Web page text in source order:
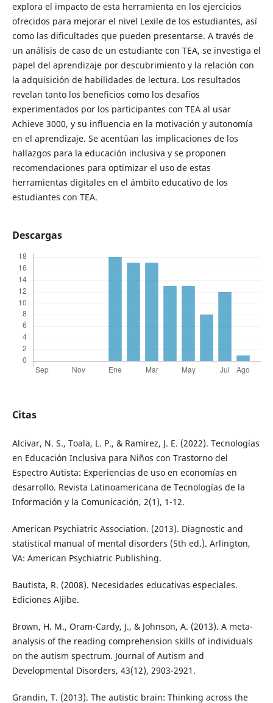
explora el impacto de esta herramienta en los ejercicios
ofrecidos para mejorar el nivel Lexile de los estudiantes, así
como las dificultades que pueden presentarse. A través de
un análisis de caso de un estudiante con TEA, se investiga el
papel del aprendizaje por descubrimiento y la relación con
la adquisición de habilidades de lectura. Los resultados
revelan tanto los beneficios como los desafíos
experimentados por los participantes con TEA al usar
Achieve 3000, y su influencia en la motivación y autonomía
en el aprendizaje. Se acentúan las implicaciones de los
hallazgos para la educación inclusiva y se proponen
recomendaciones para optimizar el uso de estas
herramientas digitales en el ámbito educativo de los
estudiantes con TEA.
Descargas
Citas
Alcívar, N. S., Toala, L. P., & Ramírez, J. E. (2022). Tecnologías
en Educación Inclusiva para Niños con Trastorno del
Espectro Autista: Experiencias de uso en economías en
desarrollo. Revista Latinoamericana de Tecnologías de la
Información y la Comunicación, 2(1), 1-12.
American Psychiatric Association. (2013). Diagnostic and
statistical manual of mental disorders (5th ed.). Arlington,
VA: American Psychiatric Publishing.
Bautista, R. (2008). Necesidades educativas especiales.
Ediciones Aljibe.
Brown, H. M., Oram-Cardy, J., & Johnson, A. (2013). A meta-
analysis of the reading comprehension skills of individuals
on the autism spectrum. Journal of Autism and
Developmental Disorders, 43(12), 2903-2921.
Grandin, T. (2013). The autistic brain: Thinking across the